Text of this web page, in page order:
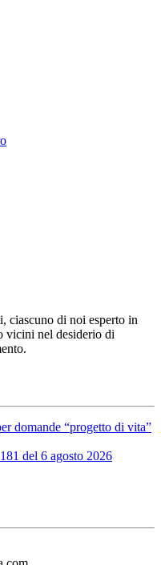
ciascuno di noi esperto in
vicini nel desiderio di
domande “progetto di vita”
del 6 agosto 2026